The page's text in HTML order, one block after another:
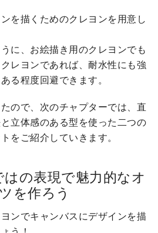
を描くためのクレヨンを用意し
に、お絵描き用のクレヨンでも
レヨンであれば、耐水性にも強
る程度回避できます。
ので、次のチャプターでは、直
立体感のある型を使った二つの
をご紹介していきます。
の表現で魅力的なオ
を作ろう
ンでキャンバスにデザインを描